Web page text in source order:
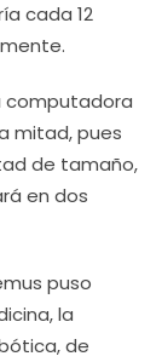
cada 12
computadora
mitad, pues
de tamaño,
en dos
puso
la
de